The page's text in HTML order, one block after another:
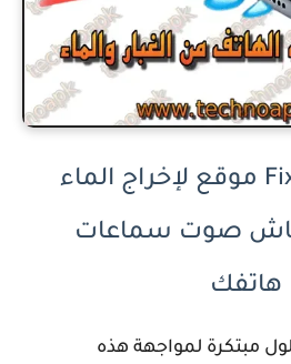
FixMySpeakers موقع لإخراج الماء
صوت سماعات
هاتفك
مبتكرة لمواجهة هذه